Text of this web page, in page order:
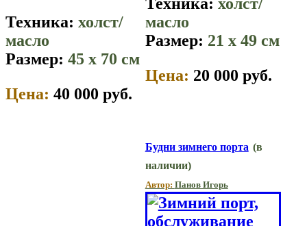
Техника: холст/
масло
Размер: 45 x 70 см
Цена: 40 000 руб.
масло
Размер: 21 x 49 см
Цена: 20 000 руб.
Будни зимнего порта (в
наличии)
Автор: Панов Игорь